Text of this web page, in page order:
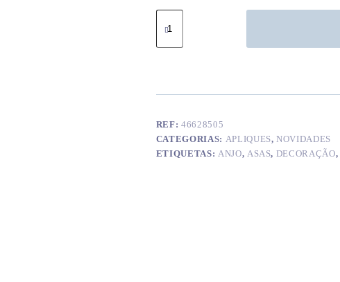
Quantidade
de
Anjo
REF:46628505
CATEGORIAS: APLIQUES,NOVIDADES
ETIQUETAS: ANJO, ASAS, DECORAÇÃO,